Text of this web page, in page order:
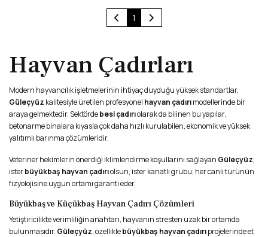
1 (current)
Hayvan Çadırları
Modern hayvancılık işletmelerinin ihtiyaç duyduğu yüksek standartlar,
Güleçyüz kalitesiyle üretilen profesyonel hayvan çadırımodellerinde bir
araya gelmektedir. Sektördebesi çadırıolarak da bilinen bu yapılar,
betonarme binalara kıyasla çok daha hızlı kurulabilen, ekonomik ve yüksek
yalıtımlı barınma çözümleridir.
Veteriner hekimlerin önerdiği iklimlendirme koşullarını sağlayan Güleçyüz;
isterbüyükbaş hayvan çadırıolsun, ister kanatlı grubu, her canlı türünün
fizyolojisine uygun ortamı garanti eder.
Büyükbaş ve Küçükbaş Hayvan Çadırı Çözümleri
Yetiştiricilikte verimliliğin anahtarı, hayvanın stresten uzak bir ortamda
bulunmasıdır. Güleçyüz, özelliklebüyükbaş hayvan çadırıprojelerinde et